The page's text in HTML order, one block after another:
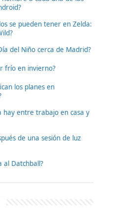
se pueden tener en Zelda:
del Niño cerca de Madrid?
frío en invierno?
los planes en
hay entre trabajo en casa y
de una sesión de luz
al Datchball?